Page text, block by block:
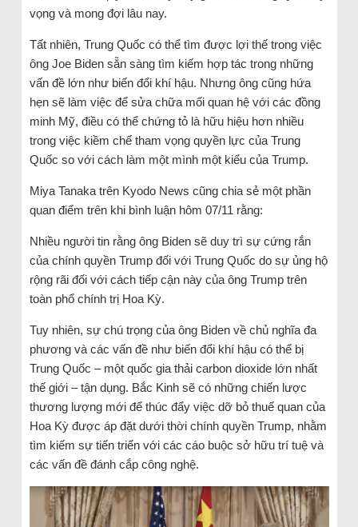
vọng và mong đợi lâu nay.
Tất nhiên, Trung Quốc có thể tìm được lợi thế trong việc
ông Joe Biden sẵn sàng tìm kiếm hợp tác trong những
vấn đề lớn như biến đổi khí hậu. Nhưng ông cũng hứa
hẹn sẽ làm việc để sửa chữa mối quan hệ với các đồng
minh Mỹ, điều có thể chứng tỏ là hữu hiệu hơn nhiều
trong việc kiềm chế tham vọng quyền lực của Trung
Quốc so với cách làm một mình một kiểu của Trump.
Miya Tanaka trên Kyodo News cũng chia sẻ một phần
quan điểm trên khi bình luận hôm 07/11 rằng:
Nhiều người tin rằng ông Biden sẽ duy trì sự cứng rắn
của chính quyền Trump đối với Trung Quốc do sự ủng hộ
rộng rãi đối với cách tiếp cận này của ông Trump trên
toàn phổ chính trị Hoa Kỳ.
Tuy nhiên, sự chú trọng của ông Biden về chủ nghĩa đa
phương và các vấn đề như biến đổi khí hậu có thể bị
Trung Quốc – một quốc gia thải carbon dioxide lớn nhất
thế giới – tận dụng. Bắc Kinh sẽ có những chiến lược
thương lượng mới để thúc đẩy việc dỡ bỏ thuế quan của
Hoa Kỳ được áp đặt dưới thời chính quyền Trump, nhằm
tìm kiếm sự tiến triển với các cáo buộc sở hữu trí tuệ và
các vấn đề đánh cắp công nghệ.